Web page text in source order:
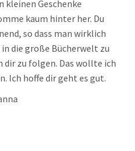
kleinen Geschenke
kaum hinter her. Du
so dass man wirklich
die große Bücherwelt zu
dir zu folgen. Das wollte ich
Ich hoffe dir geht es gut.